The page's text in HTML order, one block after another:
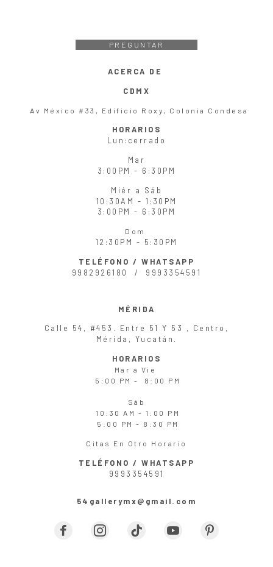
PREGUNTAR
ACERCA DE
CDMX
Av México #33, Edificio Roxy, Colonia Condesa
HORARIOS
Lun :cerrado
Mar
3:00PM - 6:30PM
Miér a
Sáb
10:30AM - 1:30PM
3:00PM - 6:30PM
Dom
12:30PM - 5:30PM
TELÉFONO / WHATSAPP
9982926180 / 9993354591
MÉRIDA
Calle 54, #453. Entre 51 Y 53 , Centro,
Mérida, Yucatán.
HORARIOS
Mar a Vie
5:00 PM - 8:00 PM
Sáb
10:30 AM - 1:00 PM
5:00 PM - 8:30 PM
Citas En Otro Horario
TELÉFONO / WHATSAPP
9993354591
54gallerymx@gmail.com